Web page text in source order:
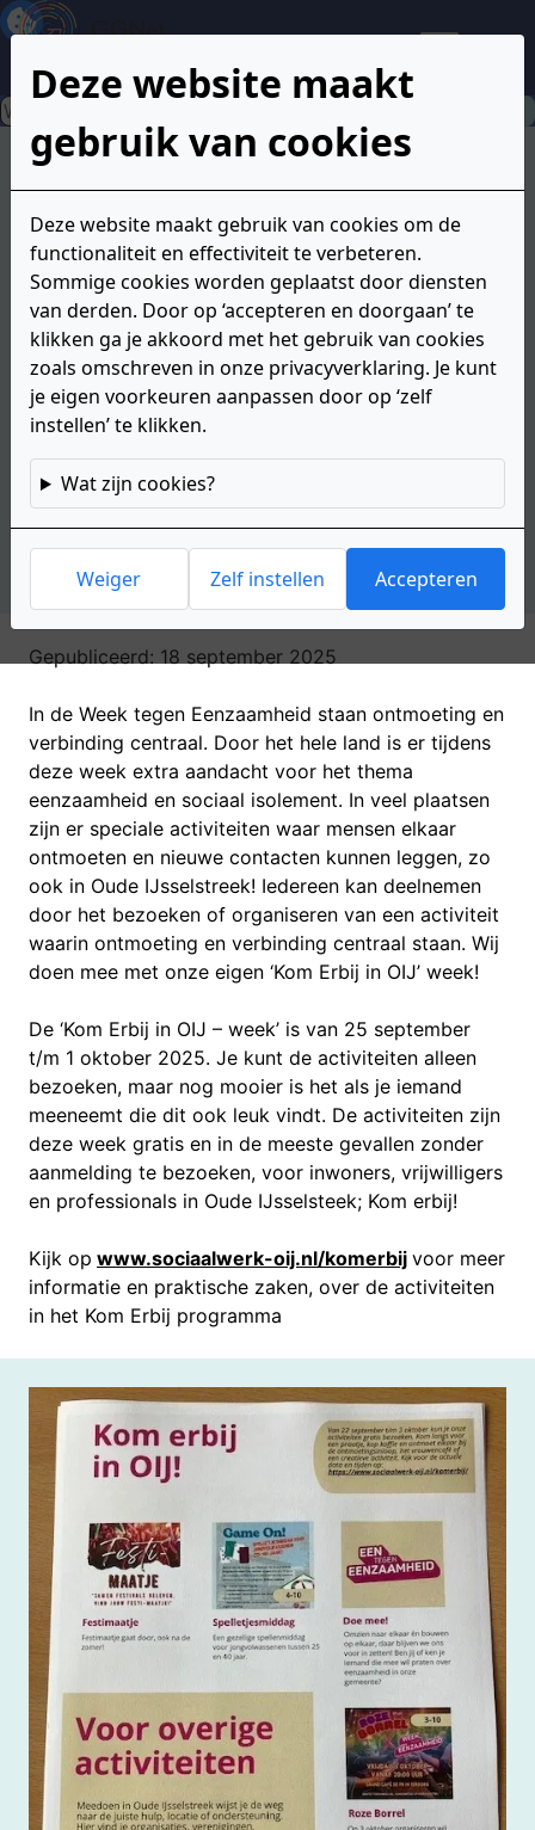
Inhoud
Hoofdnavigatie
Extra
informatie
de
onderkant
Naasten
Zoeken
‘Week tegen
eenzaamheid’ 25
september t/m 1
oktober 2025.
In diverse gemeenten in het land wordt er in de
week van 25 september t/m 1 oktober aandacht
besteed aan het thema 'eenzaamheid'. Een gevoel
wat we ook regelmatig bij naasten horen. Hieronder
het aanbod van de gemeente Oude IJsselstreek
Gepubliceerd: 18 september 2025
In de Week tegen Eenzaamheid staan ontmoeting en
verbinding centraal. Door het hele land is er tijdens
deze week extra aandacht voor het thema
eenzaamheid en sociaal isolement. In veel plaatsen
zijn er speciale activiteiten waar mensen elkaar
ontmoeten en nieuwe contacten kunnen leggen, zo
ook in Oude IJsselstreek! Iedereen kan deelnemen
door het bezoeken of organiseren van een activiteit
waarin ontmoeting en verbinding centraal staan. Wij
doen mee met onze eigen ‘Kom Erbij in OIJ’ week!
De ‘Kom Erbij in OIJ – week’ is van 25 september
t/m 1 oktober 2025. Je kunt de activiteiten alleen
bezoeken, maar nog mooier is het als je iemand
meeneemt die dit ook leuk vindt. De activiteiten zijn
deze week gratis en in de meeste gevallen zonder
aanmelding te bezoeken, voor inwoners, vrijwilligers
en professionals in Oude IJsselsteek; Kom erbij!
Kijk op www.sociaalwerk-oij.nl/komerbij voor meer
informatie en praktische zaken, over de activiteiten
in het Kom Erbij programma
Deze website maakt
gebruik van cookies
Deze website maakt gebruik van cookies om de
functionaliteit en effectiviteit te verbeteren.
Sommige cookies worden geplaatst door diensten
van derden. Door op ‘accepteren en doorgaan’ te
klikken ga je akkoord met het gebruik van cookies
zoals omschreven in onze privacyverklaring. Je kunt
je eigen voorkeuren aanpassen door op ‘zelf
instellen’ te klikken.
Wat zijn cookies?
Weiger Zelf instellen Accepteren